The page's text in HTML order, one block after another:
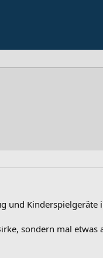
und
sondern mal